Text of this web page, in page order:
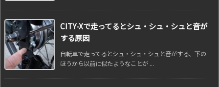
CITY-Xで走ってるとシュ・シュ・シュと音が
する原因
自転車で走ってるとシュ・シュ・シュと音がする、下の
ほうから以前に似たようなことが ...